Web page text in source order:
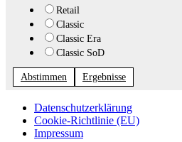
Retail
Classic
Classic Era
Classic SoD
Abstimmen Ergebnisse
Datenschutzerklärung
Cookie-Richtlinie (EU)
Impressum